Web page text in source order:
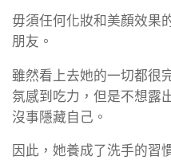
毋須任何化妝和美顏效果
朋友。
雖然看上去她的一切都很
氛感到吃力，但是不想露
沒事隱藏自己。
因此，她養成了洗手的習